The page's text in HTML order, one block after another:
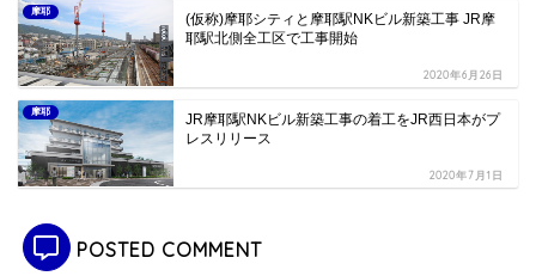
摩耶
(仮称)摩耶シティと摩耶駅NKビル新築工事 JR摩
耶駅北側全工区で工事開始
2020年6月26日
摩耶
JR摩耶駅NKビル新築工事の着工をJR西日本がプ
レスリリース
2020年7月1日
POSTED COMMENT